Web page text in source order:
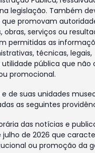
legislação. Também
promovam
obras, serviços ou
permitidas as
técnicas, legais,
pública que não
promocional.
de suas unidades
as seguintes
das notícias e
de 2026 que
ou promoção da